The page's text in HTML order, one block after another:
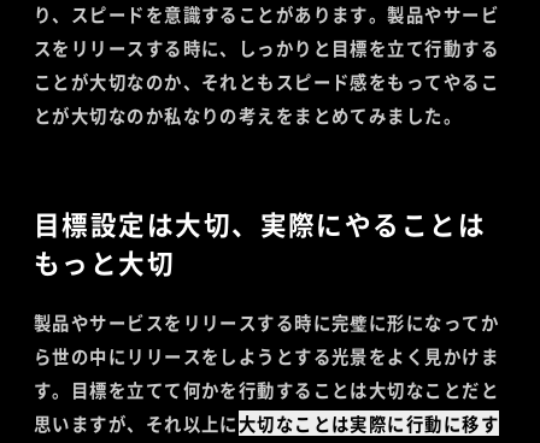
り、スピードを意識することがあります。製品やサービ
スをリリースする時に、しっかりと目標を立て行動する
ことが大切なのか、それともスピード感をもってやるこ
とが大切なのか私なりの考えをまとめてみました。
目標設定は大切、実際にやることは
もっと大切
製品やサービスをリリースする時に完璧に形になってか
ら世の中にリリースをしようとする光景をよく見かけま
す。目標を立てて何かを行動することは大切なことだと
思いますが、それ以上に大切なことは実際に行動に移す